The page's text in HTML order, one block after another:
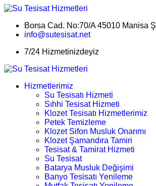
Borsa Cad. No:70/A 45010 Manisa
info@sutesisat.net
7/24 Hizmetinizdeyiz
Hizmetlerimiz
Su Tesisatı Hizmeti
Sıhhi Tesisat Hizmeti
Klozet Tesisatı Hizmetlerimiz
Petek Temizleme
Klozet Sifon Musluk Onarımı
Klozet Şamandıra Tamiri
Tesisat & Tamirat Hizmeti
Su Tesisat
Batarya Musluk Değişimi
Banyo Tesisatı Yenileme